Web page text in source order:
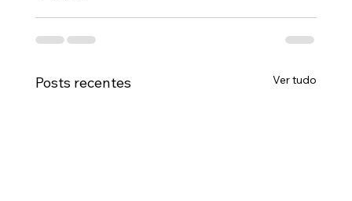
Posts recentes Ver tudo